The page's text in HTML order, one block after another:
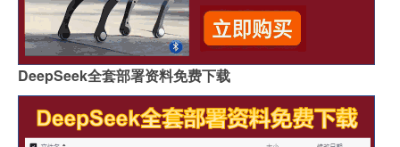
DeepSeek全套部署资料免费下载